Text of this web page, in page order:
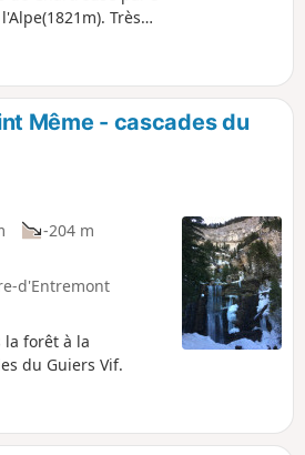
Très
Même - cascades du
-204 m
d'Entremont
la forêt à la
du Guiers Vif.